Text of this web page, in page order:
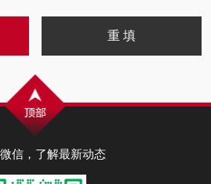
信，了解最新动态